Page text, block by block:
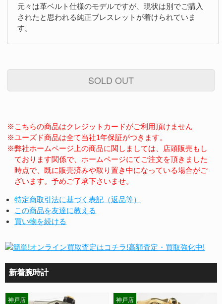
元々は革ベルト仕様のモデルですが、現状は別でご購入
されたと思われる純正ブレスレットが着けられていま
す。
SOLD OUT
※こちらの商品はクレジットカードがご利用頂けません
※ユーズド商品は全て当社1年保証がつきます。
※弊社ホームページ上の商品に関しましては、店頭販売もし
ております関係で、ホームページにてご注文を頂きました
時点で、既に販売済みや取り置き中になっている場合がご
ざいます。予めご了承下さいませ。
特定商取引法に基づく表記（返品等）
この商品を友達に教える
買い物を続ける
新着腕時計
神戸店 神戸店